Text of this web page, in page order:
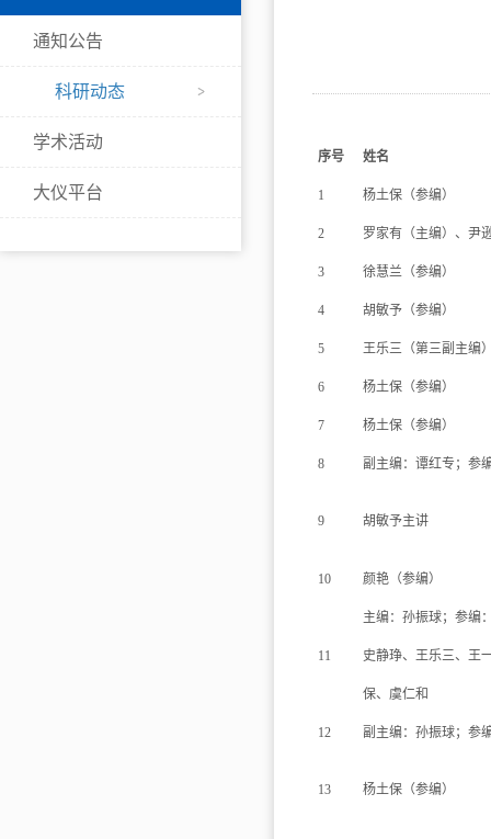
通知公告
科研动态
学术活动
大仪平台
序号 姓名
1 杨土保（参编）
2 罗家有（主编）、尹
3 徐慧兰（参编）
4 胡敏予（参编）
5 王乐三（第三副主编
6 杨土保（参编）
7 杨土保（参编）
8 副主编：谭红专；参
9 胡敏予主讲
10 颜艳（参编）
11
主编：孙振球；参编
史静琤、王乐三、王
保、虞仁和
12 副主编：孙振球；参
13 杨土保（参编）